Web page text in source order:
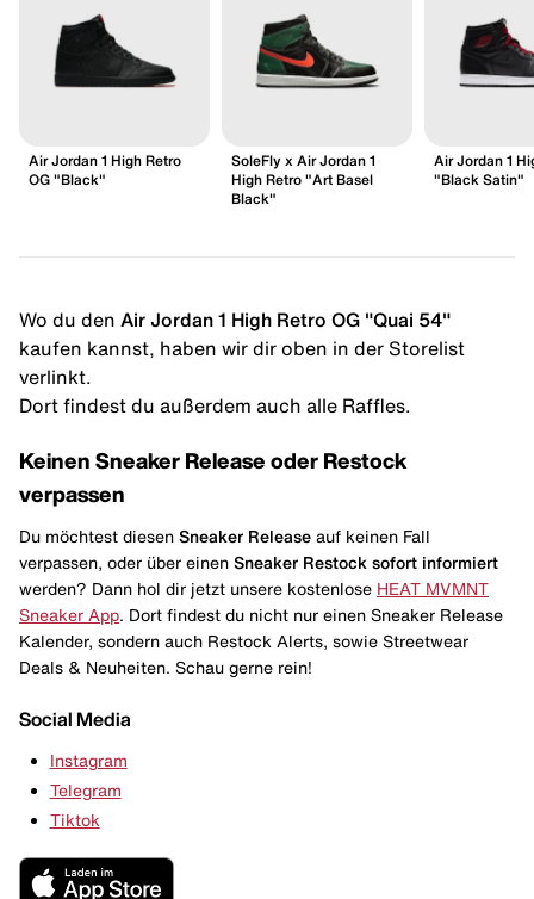
Air Jordan 1 High Retro
OG "Black"
SoleFly x Air Jordan 1
High Retro "Art Basel
Black"
Air Jordan 1
"Black Satin"
Wo du den Air Jordan 1 High Retro OG "Quai 54"
kaufen kannst, haben wir dir oben in der Storelist
verlinkt.
Dort findest du außerdem auch alle Raffles.
Keinen Sneaker Release oder Restock
verpassen
Du möchtest diesen Sneaker Release auf keinen Fall
verpassen, oder über einen Sneaker Restock sofort informiert
werden? Dann hol dir jetzt unsere kostenlose HEAT MVMNT
Sneaker App . Dort findest du nicht nur einen Sneaker Release
Kalender, sondern auch Restock Alerts, sowie Streetwear
Deals & Neuheiten. Schau gerne rein!
Social Media
Instagram
Telegram
Tiktok